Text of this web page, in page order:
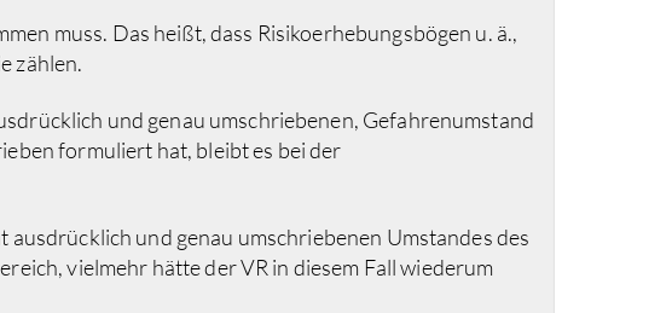
muss. Das heißt, dass Risikoerhebungsbögen u. ä.,
zählen.
und genau umschriebenen, Gefahrenumstand
formuliert hat, bleibt es bei der
ausdrücklich und genau umschriebenen Umstandes des
vielmehr hätte der VR in diesem Fall wiederum